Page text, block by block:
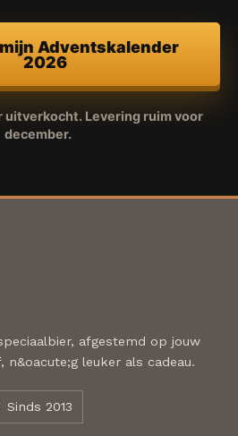
Adventskalender
2026
uitverkocht. Levering ruim voor
december.
afgestemd op jouw
n&oacute;g leuker als cadeau.
Sinds 2013